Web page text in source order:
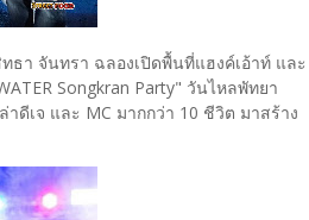
จันทรา ฉลองเปิดพื้นที่แฮงค์เอ้าท์ และ
Songkran Party" วันไหลพัทยา
ดีเจ และ MC มากกว่า 10 ชีวิต มาสร้าง